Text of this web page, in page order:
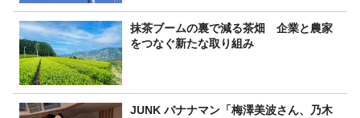
抹茶ブームの裏で減る茶畑 企業と農家
をつなぐ新たな取り組み
JUNK バナナマン「梅澤美波さん、乃木